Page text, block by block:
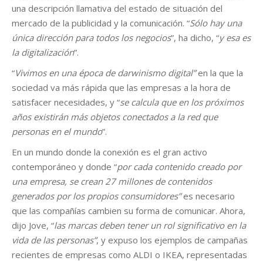
una descripción llamativa del estado de situación del
mercado de la publicidad y la comunicación. “Sólo hay una
única dirección para todos los negocios”, ha dicho, “y esa es
la digitalización”.
“Vivimos en una época de darwinismo digital”en la que la
sociedad va más rápida que las empresas a la hora de
satisfacer necesidades, y “se calcula que en los próximos
años existirán más objetos conectados a la red que
personas en el mundo”.
En un mundo donde la conexión es el gran activo
contemporáneo y donde “por cada contenido creado por
una empresa, se crean 27 millones de contenidos
generados por los propios consumidores”es necesario
que las compañías cambien su forma de comunicar. Ahora,
dijo Jove, “las marcas deben tener un rol significativo en la
vida de las personas”, y expuso los ejemplos de campañas
recientes de empresas como ALDI o IKEA, representadas